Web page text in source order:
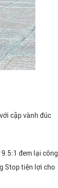
cặp vành đúc
đem lại công
Stop tiện lợi cho